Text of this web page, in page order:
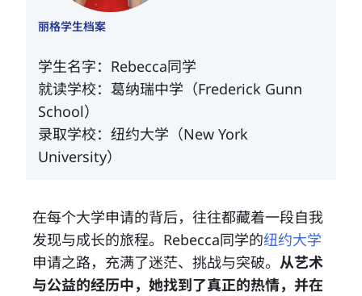
丽格学生档案
学生名字：Rebecca同学
就读学校：葛纳瑞中学（Frederick Gunn
School）
录取学校：纽约大学（New York
University）
在每个大学申请的背后，往往都藏着一段自我
发现与成长的旅程。Rebecca同学的纽约大学
申请之路，充满了迷茫、挑战与突破。 从艺术
与公益的经历中，她找到了真正的热情，并在